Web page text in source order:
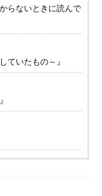
らないときに読んで
ていたもの～』